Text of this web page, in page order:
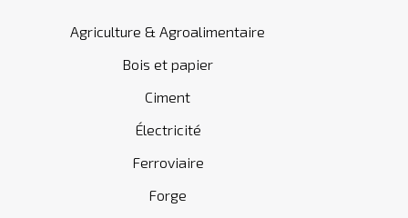
Agriculture & Agroalimentaire
Bois et papier
Ciment
Électricité
Ferroviaire
Forge